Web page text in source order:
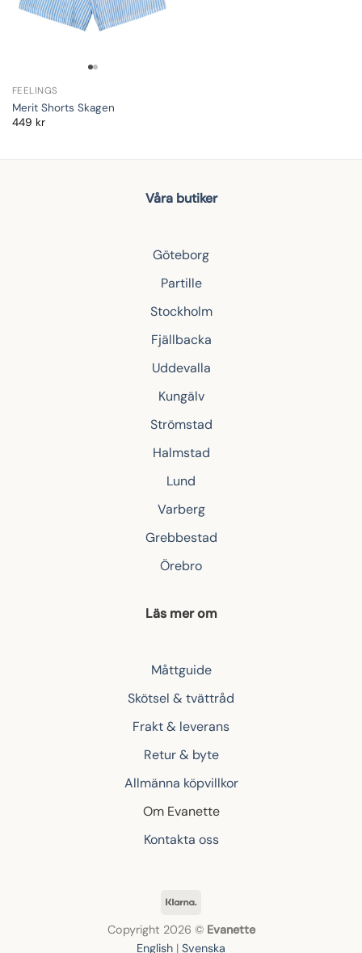
FEELINGS
Merit Shorts Skagen
449 kr
Våra butiker
Göteborg
Partille
Stockholm
Fjällbacka
Uddevalla
Kungälv
Strömstad
Halmstad
Lund
Varberg
Grebbestad
Örebro
Läs mer om
Måttguide
Skötsel & tvättråd
Frakt & leverans
Retur & byte
Allmänna köpvillkor
Om Evanette
Kontakta oss
Copyright 2026 © Evanette
English | Svenska